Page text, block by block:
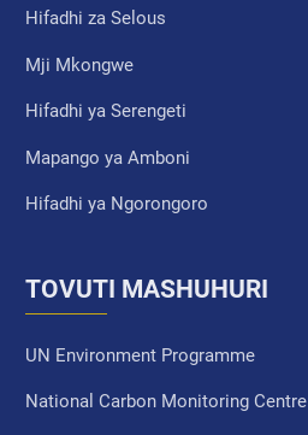
Hifadhi za Selous
Mji Mkongwe
Hifadhi ya Serengeti
Mapango ya Amboni
Hifadhi ya Ngorongoro
TOVUTI MASHUHURI
UN Environment Programme
National Carbon Monitoring Centre